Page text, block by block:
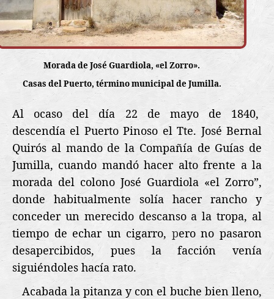
Morada de José Guardiola, «el Zorro».
Casas del Puerto, término municipal de Jumilla.
Al ocaso del día 22 de mayo de 1840,
descendía el Puerto Pinoso el Tte. José Bernal
Quirós al mando de la Compañía de Guías de
Jumilla, cuando mandó hacer alto frente a la
morada del colono José Guardiola «el Zorro”,
donde habitualmente solía hacer rancho y
conceder un merecido descanso a la tropa, al
tiempo de echar un cigarro, pero no pasaron
desapercibidos, pues la facción venía
siguiéndoles hacía rato.
Acabada la pitanza y con el buche bien lleno,